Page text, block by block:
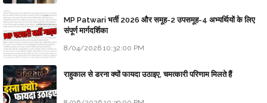
MP Patwari भर्ती 2026 और समूह-2 उपसमूह-4 अभ्यर्थियों के लिए
संपूर्ण मार्गदर्शिका
8/04/2026 10:32:00 PM
राहुकाल से डरना क्यों फायदा उठाइए, चमत्कारी परिणाम मिलते हैं